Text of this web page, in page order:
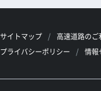
サイトマップ 高速道路の
プライバシーポリシー
情報